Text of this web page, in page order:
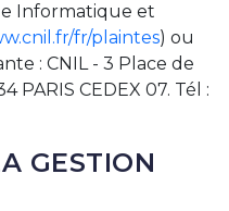
Informatique et
fr/plaintes) ou
: CNIL - 3 Place de
PARIS CEDEX 07. Tél :
GESTION